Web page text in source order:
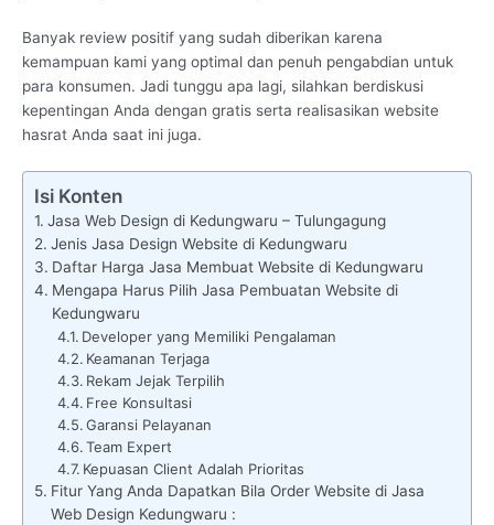
Banyak review positif yang sudah diberikan karena
kemampuan kami yang optimal dan penuh pengabdian untuk
para konsumen. Jadi tunggu apa lagi, silahkan berdiskusi
kepentingan Anda dengan gratis serta realisasikan website
hasrat Anda saat ini juga.
Isi Konten
Jasa Web Design di Kedungwaru – Tulungagung
Jenis Jasa Design Website di Kedungwaru
Daftar Harga Jasa Membuat Website di Kedungwaru
Mengapa Harus Pilih Jasa Pembuatan Website di
Kedungwaru
Developer yang Memiliki Pengalaman
Keamanan Terjaga
Rekam Jejak Terpilih
Free Konsultasi
Garansi Pelayanan
Team Expert
Kepuasan Client Adalah Prioritas
Fitur Yang Anda Dapatkan Bila Order Website di Jasa
Web Design Kedungwaru :